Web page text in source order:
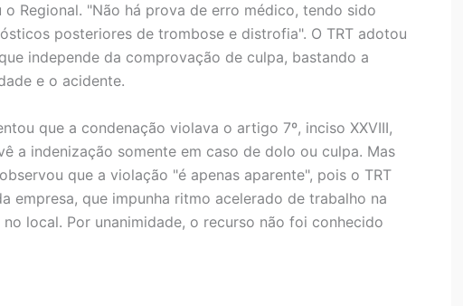
Regional. "Não há prova de erro médico, tendo sido
posteriores de trombose e distrofia". O TRT adotou
independe da comprovação de culpa, bastando a
e o acidente.
que a condenação violava o artigo 7º, inciso XXVIII,
a indenização somente em caso de dolo ou culpa. Mas
que a violação "é apenas aparente", pois o TRT
empresa, que impunha ritmo acelerado de trabalho na
local. Por unanimidade, o recurso não foi conhecido